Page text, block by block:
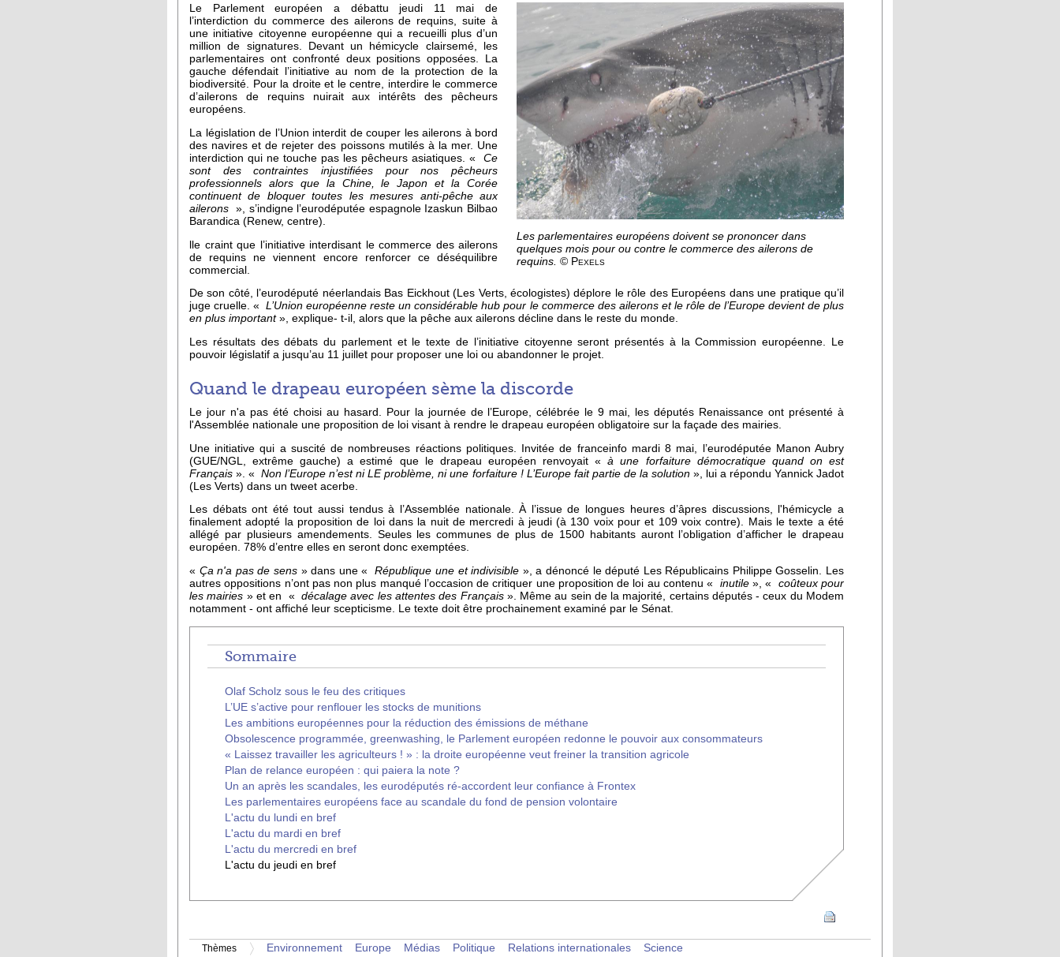
Le Parlement européen a débattu jeudi 11 mai de
l’interdiction du commerce des ailerons de requins, suite à
une initiative citoyenne européenne qui a recueilli plus d’un
million de signatures. Devant un hémicycle clairsemé, les
parlementaires ont confronté deux positions opposées. La
gauche défendait l’initiative au nom de la protection de la
biodiversité. Pour la droite et le centre, interdire le commerce
d’ailerons de requins nuirait aux intérêts des pêcheurs
européens.
La législation de l’Union interdit de couper les ailerons à bord
des navires et de rejeter des poissons mutilés à la mer. Une
interdiction qui ne touche pas les pêcheurs asiatiques. «
Ce
sont des contraintes injustifiées pour nos pêcheurs
professionnels alors que la Chine, le Japon et la Corée
continuent de bloquer toutes les mesures anti-pêche aux
ailerons », s’indigne l’eurodéputée espagnole Izaskun Bilbao
Barandica (Renew, centre).
lle craint que l’initiative interdisant le commerce des ailerons
de requins ne viennent encore renforcer ce déséquilibre
commercial.
Les parlementaires européens doivent se prononcer dans
quelques mois pour ou contre le commerce des ailerons de
requins. © Pexels
De son côté, l’eurodéputé néerlandais Bas Eickhout (Les Verts, écologistes) déplore le rôle des Européens dans une pratique qu’il
juge cruelle. « L’Union européenne reste un considérable hub pour le commerce des ailerons et le rôle de l’Europe devient de plus
en plus important », explique- t-il, alors que la pêche aux ailerons décline dans le reste du monde.
Les résultats des débats du parlement et le texte de l’initiative citoyenne seront présentés à la Commission européenne. Le
pouvoir législatif a jusqu’au 11 juillet pour proposer une loi ou abandonner le projet.
Quand le drapeau européen sème la discorde
Le jour n'a pas été choisi au hasard. Pour la journée de l’Europe, célébrée le 9 mai, les députés Renaissance ont présenté à
l'Assemblée nationale une proposition de loi visant à rendre le drapeau européen obligatoire sur la façade des mairies.
Une initiative qui a suscité de nombreuses réactions politiques. Invitée de franceinfo mardi 8 mai, l’eurodéputée Manon Aubry
(GUE/NGL, extrême gauche) a estimé que le drapeau européen renvoyait «à une forfaiture démocratique quand on est
Français». « Non l’Europe n’est ni LE problème, ni une forfaiture ! L’Europe fait partie de la solution », lui a répondu Yannick Jadot
(Les Verts) dans un tweet acerbe.
Les débats ont été tout aussi tendus à l’Assemblée nationale. À l’issue de longues heures d’âpres discussions, l'hémicycle a
finalement adopté la proposition de loi dans la nuit de mercredi à jeudi (à 130 voix pour et 109 voix contre). Mais le texte a été
allégé par plusieurs amendements. Seules les communes de plus de 1500 habitants auront l’obligation d’afficher le drapeau
européen. 78% d’entre elles en seront donc exemptées.
« Ça n'a pas de sens » dans une « République une et indivisible », a dénoncé le député Les Républicains Philippe Gosselin. Les
autres oppositions n’ont pas non plus manqué l’occasion de critiquer une proposition de loi au contenu «
inutile », «
coûteux pour
les mairies » et en « décalage avec les attentes des Français ». Même au sein de la majorité, certains députés - ceux du Modem
notamment - ont affiché leur scepticisme. Le texte doit être prochainement examiné par le Sénat.
Sommaire
Olaf Scholz sous le feu des critiques
L’UE s’active pour renflouer les stocks de munitions
Les ambitions européennes pour la réduction des émissions de méthane
Obsolescence programmée, greenwashing, le Parlement européen redonne le pouvoir aux consommateurs
« Laissez travailler les agriculteurs ! » : la droite européenne veut freiner la transition agricole
Plan de relance européen : qui paiera la note ?
Un an après les scandales, les eurodéputés ré-accordent leur confiance à Frontex
Les parlementaires européens face au scandale du fond de pension volontaire
L'actu du lundi en bref
L'actu du mardi en bref
L'actu du mercredi en bref
L'actu du jeudi en bref
Thèmes Environnement Europe Médias Politique Relations internationales Science